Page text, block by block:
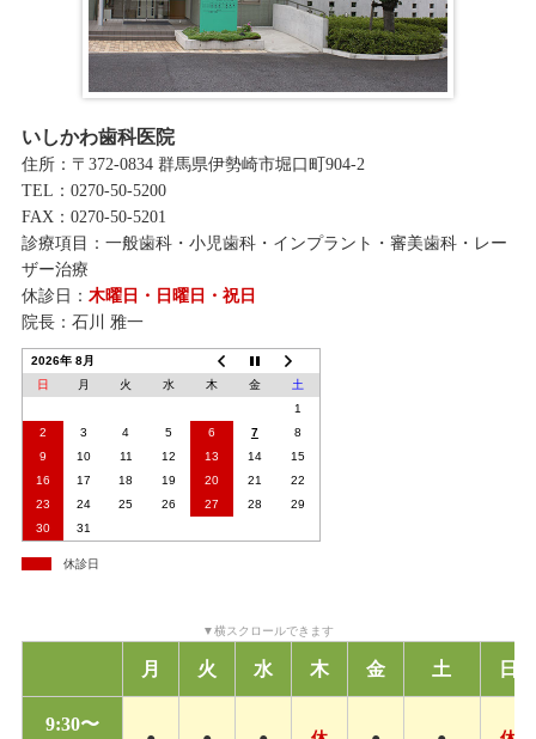
いしかわ歯科医院
住所：〒372-0834 群馬県伊勢崎市堀口町904-2
TEL：0270-50-5200
FAX：0270-50-5201
診療項目：一般歯科・小児歯科・インプラント・審美歯科・レー
ザー治療
休診日： 木曜日・日曜日・祝日
院長：石川 雅一
2026年 8月
日
月 火 水 木 金
土
1
2
3 4 5 6 7
8
9
10 11 12 13 14
15
16
17 18 19 20 21
22
23
24 25 26 27 28
29
30
31
休診日
月 火 水 木 金 土 日
9:30〜